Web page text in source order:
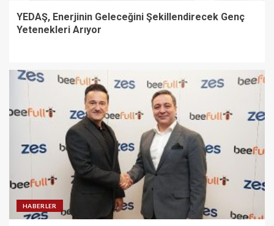
YEDAŞ, Enerjinin Geleceğini Şekillendirecek Genç
Yetenekleri Arıyor
HABERLER